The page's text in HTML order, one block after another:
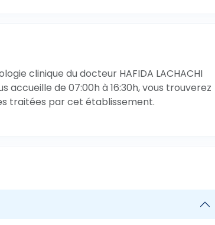
clinique du docteur HAFIDA LACHACHI
accueille de 07:00h à 16:30h, vous trouverez
traitées par cet établissement.